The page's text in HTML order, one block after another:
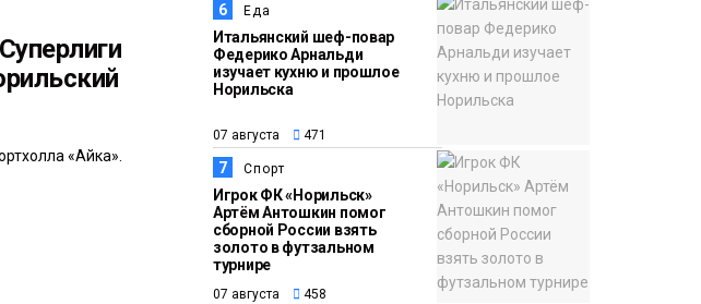
«Айка».
6 Еда
Итальянский шеф-повар
Федерико Арнальди
изучает кухню и прошлое
Норильска
07 августа 471
7 Спорт
Игрок ФК «Норильск»
Артём Антошкин помог
сборной России взять
золото в футзальном
турнире
07 августа 458